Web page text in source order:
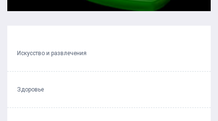
Искусство и развлечения
Здоровье